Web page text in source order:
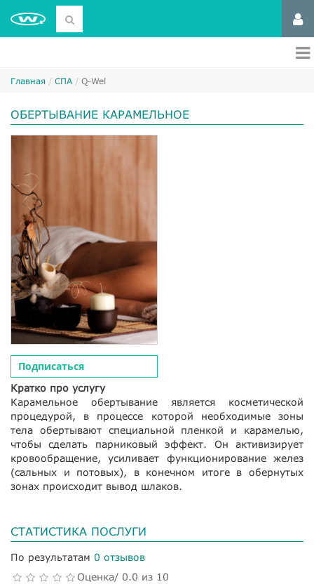
Главная СПА Q-Wel
ОБЕРТЫВАНИЕ КАРАМЕЛЬНОЕ
Подписаться
Кратко про услугу
Карамельное обертывание является косметической
процедурой, в процессе которой необходимые зоны
тела обертывают специальной пленкой и карамелью,
чтобы сделать парниковый эффект. Он активизирует
кровообращение, усиливает функционирование желез
(сальных и потовых), в конечном итоге в обернутых
зонах происходит вывод шлаков.
СТАТИСТИКА ПОСЛУГИ
По результатам 0 отзывов
Оценка/ 0.0 из 10